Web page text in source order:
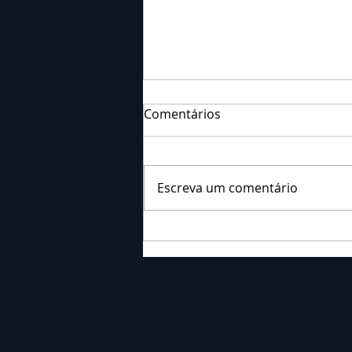
Falecimento: Sr. Neri
Ornieski
Comentários
Escreva um comentário